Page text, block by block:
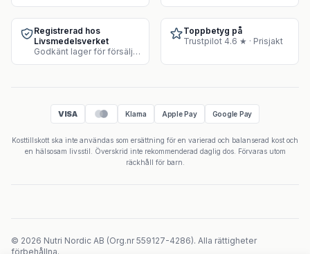
Registrerad hos
Livsmedelsverket
Godkänt lager för försäljning av kosttillskott
Toppbetyg på
Trustpilot 4.6 ★ · Prisjakt
VISA Klarna Apple Pay Google Pay
Kosttillskott ska inte användas som ersättning för en varierad och balanserad kost och
en hälsosam livsstil. Överskrid inte rekommenderad daglig dos. Förvaras utom
räckhåll för barn.
© 2026 Nutri Nordic AB (Org.nr 559127-4286). Alla rättigheter
förbehållna.